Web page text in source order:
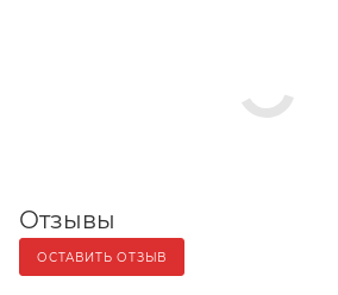
Отзывы
ОСТАВИТЬ ОТЗЫВ